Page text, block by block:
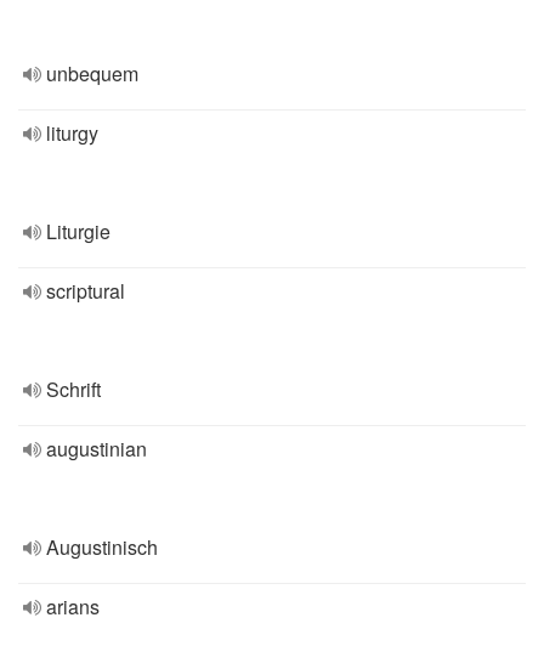
unbequem
liturgy
Liturgie
scriptural
Schrift
augustinian
Augustinisch
arians